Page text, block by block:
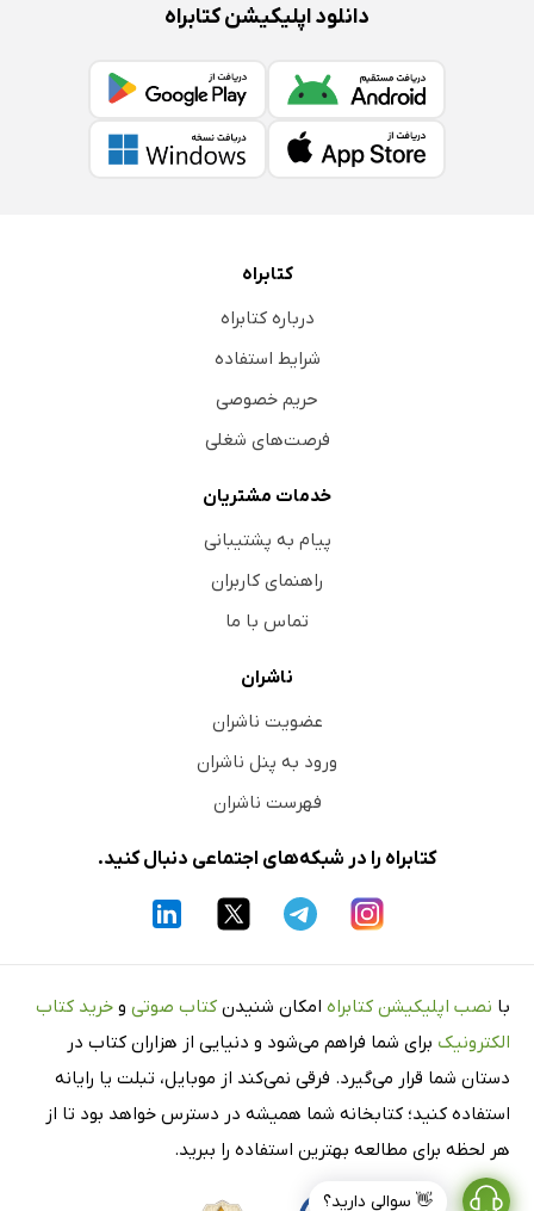
👋 سوالی دارید؟
دانلود اپلیکیشن کتابراه
کتابراه
درباره کتابراه
شرایط استفاده
حریم خصوصی
فرصت‌های شغلی
خدمات مشتریان
پیام به پشتیبانی
راهنمای کاربران
تماس با ما
ناشران
عضویت ناشران
ورود به پنل ناشران
فهرست ناشران
کتابراه را در شبکه‌های اجتماعی دنبال کنید.
با نصب اپلیکیشن کتابراه امکان شنیدن کتاب صوتی و خرید کتاب
الکترونیک برای شما فراهم می‌شود و دنیایی از هزاران کتاب در
دستان شما قرار می‌گیرد. فرقی نمی‌کند از موبایل، تبلت یا رایانه
استفاده کنید؛ کتابخانه شما همیشه در دسترس خواهد بود تا از
هر لحظه برای مطالعه بهترین استفاده را ببرید.